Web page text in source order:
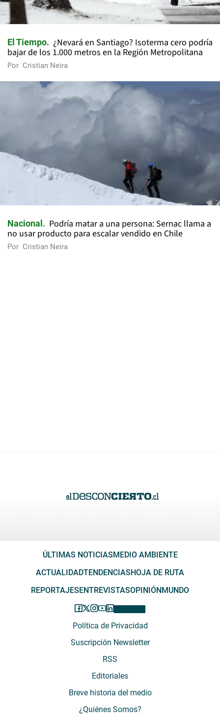
El Tiempo
¿Nevará en Santiago? Isoterma cero podría
bajar de los 1.000 metros en la Región Metropolitana
Por Cristian Neira
Nacional
Podría matar a una persona: Sernac llama a
no usar producto para escalar vendido en Chile
Por Cristian Neira
ÚLTIMAS NOTICIASMEDIO AMBIENTE
ACTUALIDADTENDENCIASHOJA DE RUTA
REPORTAJESENTREVISTASOPINIÓNMUNDO
Política de Privacidad
Suscripción Newsletter
RSS
Editoriales
Breve historia del medio
¿Quiénes Somos?